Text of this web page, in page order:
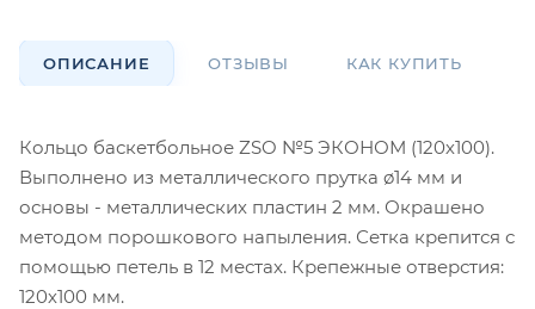
ОПИСАНИЕ ОТЗЫВЫ КАК КУПИТЬ
Кольцо баскетбольное ZSO №5 ЭКОНОМ (120х100).
Выполнено из металлического прутка ø14 мм и
основы - металлических пластин 2 мм. Окрашено
методом порошкового напыления. Сетка крепится с
помощью петель в 12 местах. Крепежные отверстия:
120х100 мм.